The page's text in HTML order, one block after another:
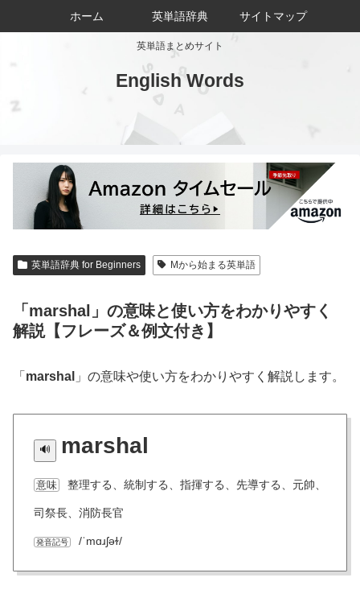
英単語まとめサイト
English Words
ホーム 英単語辞典 サイトマップ
英単語辞典 for Beginners Mから始まる英単語
「marshal」の意味と使い方をわかりやすく
解説【フレーズ＆例文付き】
「 marshal 」の意味や使い方をわかりやすく解説します。
marshal
意味 整理する、統制する、指揮する、先導する、元帥、
司祭長、消防長官
発音記号 /ˈmɑɹʃəɫ/